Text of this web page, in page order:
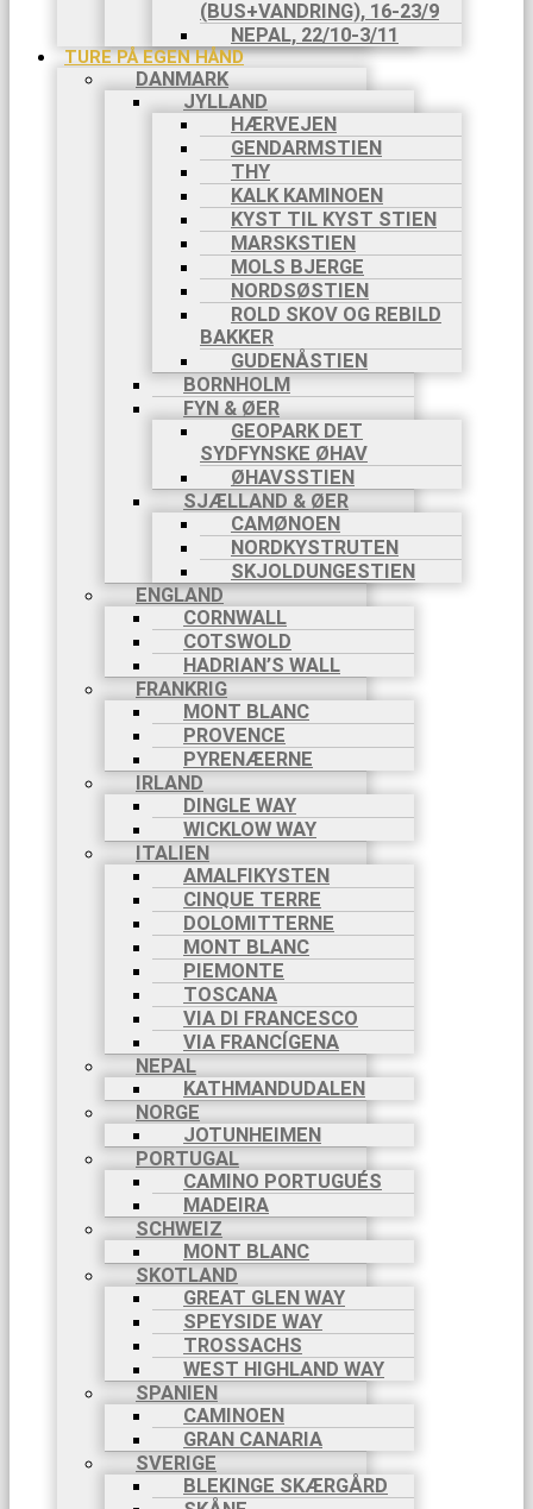
(BUS+VANDRING), 16-23/9
NEPAL, 22/10-3/11
TURE PÅ EGEN HÅND
DANMARK
JYLLAND
HÆRVEJEN
GENDARMSTIEN
THY
KALK KAMINOEN
KYST TIL KYST STIEN
MARSKSTIEN
MOLS BJERGE
NORDSØSTIEN
ROLD SKOV OG REBILD
BAKKER
GUDENÅSTIEN
BORNHOLM
FYN & ØER
GEOPARK DET
SYDFYNSKE ØHAV
ØHAVSSTIEN
SJÆLLAND & ØER
CAMØNOEN
NORDKYSTRUTEN
SKJOLDUNGESTIEN
ENGLAND
CORNWALL
COTSWOLD
HADRIAN’S WALL
FRANKRIG
MONT BLANC
PROVENCE
PYRENÆERNE
IRLAND
DINGLE WAY
WICKLOW WAY
ITALIEN
AMALFIKYSTEN
CINQUE TERRE
DOLOMITTERNE
MONT BLANC
PIEMONTE
TOSCANA
VIA DI FRANCESCO
VIA FRANCÍGENA
NEPAL
KATHMANDUDALEN
NORGE
JOTUNHEIMEN
PORTUGAL
CAMINO PORTUGUÉS
MADEIRA
SCHWEIZ
MONT BLANC
SKOTLAND
GREAT GLEN WAY
SPEYSIDE WAY
TROSSACHS
WEST HIGHLAND WAY
SPANIEN
CAMINOEN
GRAN CANARIA
SVERIGE
BLEKINGE SKÆRGÅRD